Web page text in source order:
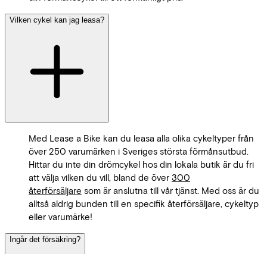
Vilken cykel kan jag leasa?
Med Lease a Bike kan du leasa alla olika cykeltyper från
över 250 varumärken i Sveriges största förmånsutbud.
Hittar du inte din drömcykel hos din lokala butik är du fri
att välja vilken du vill, bland de över 300
återförsäljare som är anslutna till vår tjänst. Med oss är du
alltså aldrig bunden till en specifik återförsäljare, cykeltyp
eller varumärke!
Ingår det försäkring?